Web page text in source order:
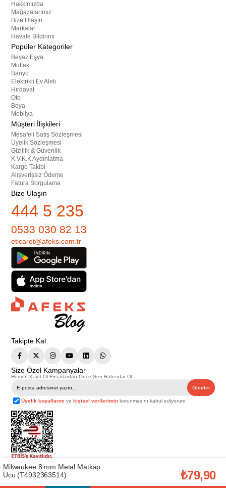
Hakkımızda
Mağazalarımız
Bize Ulaşın
Markalar
Havale Bildirimi
Popüler Kategoriler
Beyaz Eşya
Mutfak
Banyo
Elektrikli Ev Aleti
Hırdavat
Oto
Boya
Mobilya
Müşteri İlişkileri
Mesafeli Satış Sözleşmesi
Üyelik Sözleşmesi
Gizlilik & Güvenlik
K.V.K.K Aydınlatma
Kargo Takibi
Alışverişsiz Ödeme
Fatura Sorgulama
Bize Ulaşın
444 5 235
0533 030 82 13
eticaret@afeks.com.tr
Takipte Kal
Size Özel Kampanyalar
Hemen Kayıt Ol Fırsatlardan Önce Sen Haberdar Ol!
Gönder
Üyelik koşullarını vekişisel verilerimin korunmasını kabul ediyorum.
Telif Hakkı © 2026Afeks Yapı Market
. Tüm hakları saklıdır.
Bu web sitesindeki tüm ürünler ticari amaçlıdır. Web sitemizde yer alan
görsel ve yazılı içerikler firmamıza ait olup, firmamızın yazılı izni alınmadan
Milwaukee 8 mm Metal Matkap
Ucu (T4932363514)
₺79,90